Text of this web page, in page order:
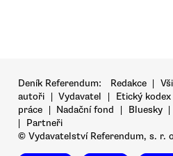
Deník Referendum: Redakce |
autoři | Vydavatel | Etický kodex
práce | Nadační fond | Bluesky |
|
Partneři
© Vydavatelství Referendum, s. r.